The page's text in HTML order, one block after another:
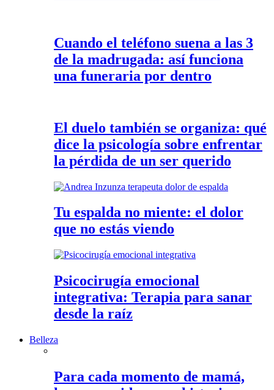
Cuando el teléfono suena a las 3
de la madrugada: así funciona
una funeraria por dentro
El duelo también se organiza: qué
dice la psicología sobre enfrentar
la pérdida de un ser querido
Tu espalda no miente: el dolor
que no estás viendo
Psicocirugía emocional
integrativa: Terapia para sanar
desde la raíz
Belleza
Para cada momento de mamá,